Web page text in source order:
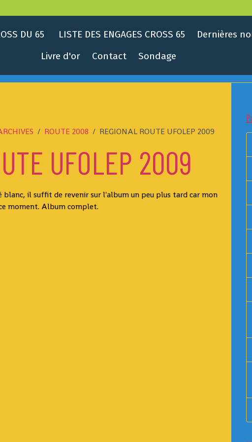
DU 65 LISTE DES ENGAGES CROSS 65 Dernières
Livre d'or
Contact Sondage
ROUTE 2008 REGIONAL ROUTE UFOLEP 2009
UFOLEP 2009
blanc, il suffit de revenir sur l'album un peu plus tard car mon
moment. Album complet.